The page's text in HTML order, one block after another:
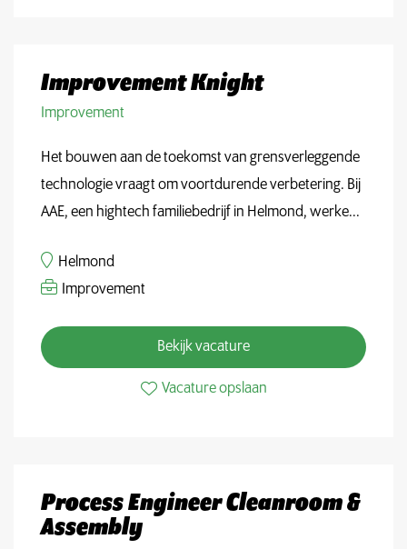
Improvement Knight
Improvement
Het bouwen aan de toekomst van grensverleggende
technologie vraagt om voortdurende verbetering. Bij
AAE, een hightech familiebedrijf in Helmond, werke...
Helmond
Improvement
Bekijk vacature
Vacature opslaan
Process Engineer Cleanroom &
Assembly